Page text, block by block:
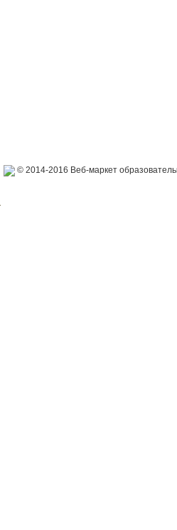
© 2014-2016 Веб-маркет